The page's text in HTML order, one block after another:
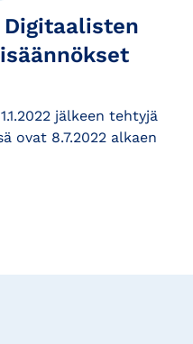
jälkeen tehtyjä
ovat 8.7.2022 alkaen